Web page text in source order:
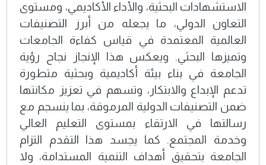
الاستشهادات البحثية، والأداء الأكاديمي، ومستوى
التعاون الدولي، ما يجعله من أبرز التصنيفات
العالمية المعتمدة في قياس كفاءة الجامعات
وتميزها البحثي. ويعكس هذا الإنجاز نجاح رؤية
الجامعة في بناء بيئة أكاديمية وبحثية متطورة
تدعم الإبداع والابتكار، وتسهم في تعزيز مكانتها
ضمن التصنيفات الدولية المرموقة، بما ينسجم مع
رسالتها في الارتقاء بمستوى التعليم العالي
وخدمة المجتمع. كما يجسد هذا التقدم التزام
الجامعة بتحقيق أهداف التنمية المستدامة، ولا